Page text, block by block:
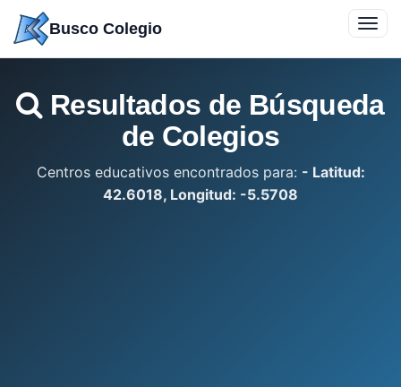
contenido
Busco Colegio
Resultados de Búsqueda
de Colegios
Centros educativos encontrados para: - Latitud:
42.6018, Longitud: -5.5708